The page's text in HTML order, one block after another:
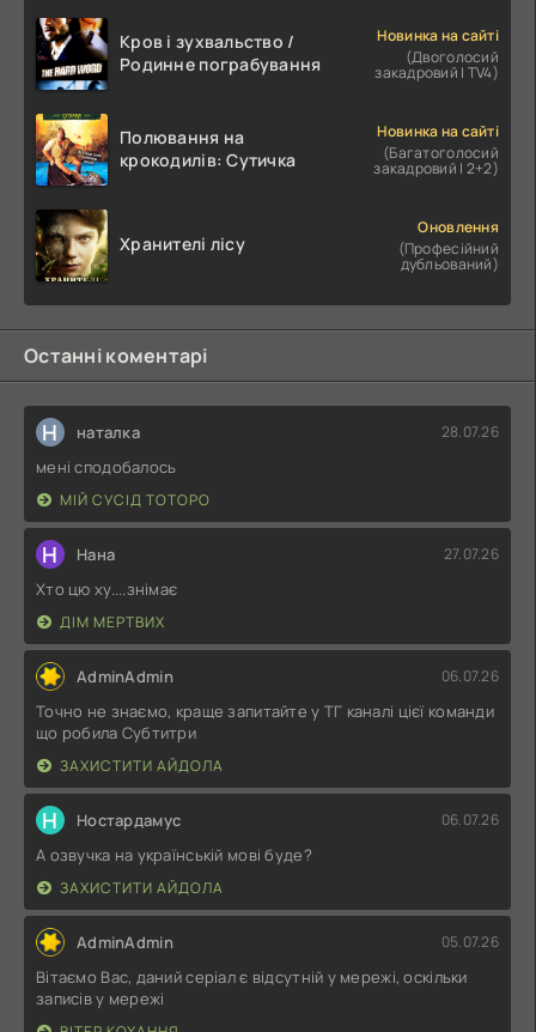
Кров і зухвальство /
Родинне пограбування
Новинка на сайті
(Двоголосий
закадровий | TV4)
Полювання на
крокодилів: Сутичка
Новинка на сайті
(Багатоголосий
закадровий | 2+2)
Хранителі лісу
Оновлення
(Професійний
дубльований)
Останні коментарі
Н наталка 28.07.26
мені сподобалось
МІЙ СУСІД ТОТОРО
Н Нана 27.07.26
Хто цю ху....знімає
ДІМ МЕРТВИХ
AdminAdmin 06.07.26
Точно не знаємо, краще запитайте у ТГ каналі цієї команди
що робила Субтитри
ЗАХИСТИТИ АЙДОЛА
Н Ностардамус 06.07.26
А озвучка на українській мові буде?
ЗАХИСТИТИ АЙДОЛА
AdminAdmin 05.07.26
Вітаємо Вас, даний серіал є відсутній у мережі, оскільки
записів у мережі